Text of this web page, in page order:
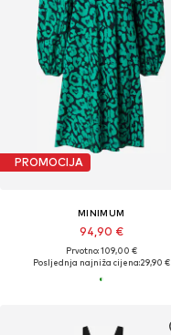
PROMOCIJA
MINIMUM
94,90 €
Prvotno: 109,00 €
Posljednja najniža cijena:29,90 €